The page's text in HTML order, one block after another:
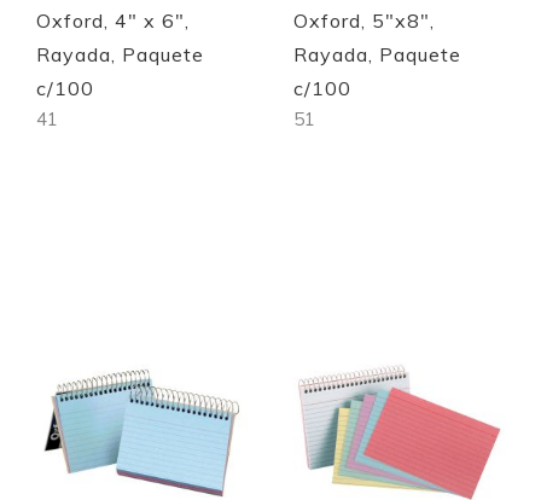
Oxford, 4" x 6",
Rayada, Paquete
c/100
41
Quickview
Oxford, 5"x8",
Rayada, Paquete
c/100
51
Quickview